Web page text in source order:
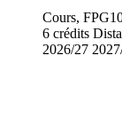
Cours,
6 crédits
2026/27